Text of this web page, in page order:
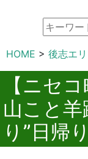
HOME 後志エ
【ニセ
山こと羊
り”日帰